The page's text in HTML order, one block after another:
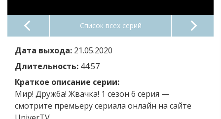
Список всех серий
Дата выхода: 21.05.2020
Длительность: 44:57
Краткое описание серии:
Мир! Дружба! Жвачка! 1 сезон 6 серия —
смотрите премьеру сериала онлайн на сайте